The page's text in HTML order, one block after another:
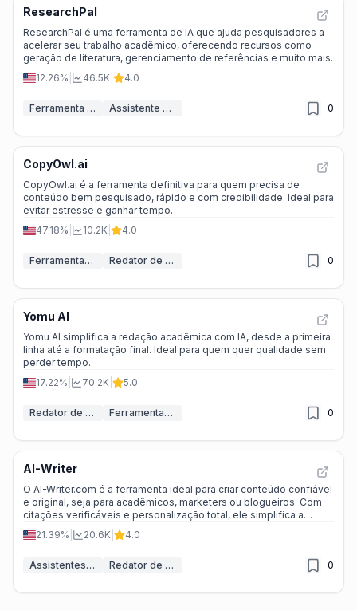
ResearchPal
ResearchPal é uma ferramenta de IA que ajuda pesquisadores a
acelerar seu trabalho acadêmico, oferecendo recursos como
geração de literatura, gerenciamento de referências e muito mais.
12.26%
46.5K 4.0
Ferramenta de Pesquisa em IA Assistente de PDF IA 0
CopyOwl.ai
CopyOwl.ai é a ferramenta definitiva para quem precisa de
conteúdo bem pesquisado, rápido e com credibilidade. Ideal para
evitar estresse e ganhar tempo.
47.18%
10.2K 4.0
Ferramentas de IA para trabalhos acadêmicos Redator de Ensaios IA 0
Yomu AI
Yomu AI simplifica a redação acadêmica com IA, desde a primeira
linha até a formatação final. Ideal para quem quer qualidade sem
perder tempo.
17.22%
70.2K 5.0
Redator de Ensaios IA Ferramentas de IA para trabalhos acadêmicos 0
AI-Writer
O AI-Writer.com é a ferramenta ideal para criar conteúdo confiável
e original, seja para acadêmicos, marketers ou blogueiros. Com
citações verificáveis e personalização total, ele simplifica a
produção de textos de alta qualidade.
21.39% 20.6K 4.0
Assistentes de Escrita IA Redator de Ensaios IA 0